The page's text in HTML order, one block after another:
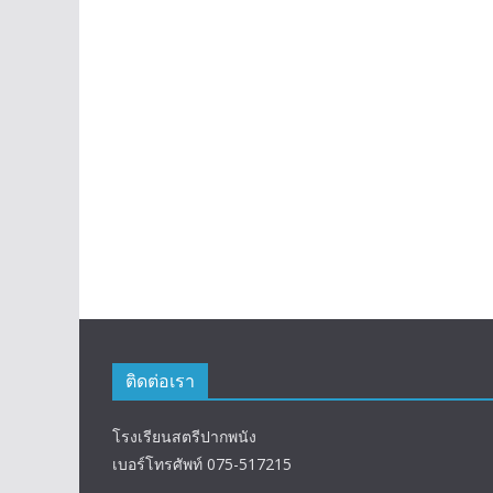
ติดต่อเรา
โรงเรียนสตรีปากพนัง
เบอร์โทรศัพท์ 075-517215